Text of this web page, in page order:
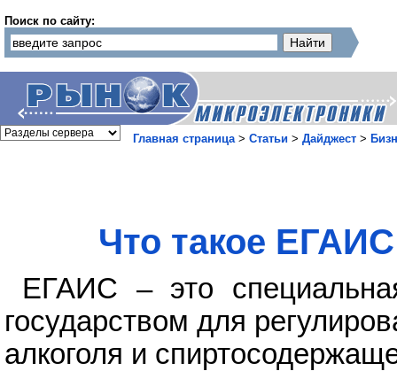
Поиск по сайту:
Главная страница> Статьи > Дайджест >
Что такое
ЕГАИС – это
государством для
алкоголя и